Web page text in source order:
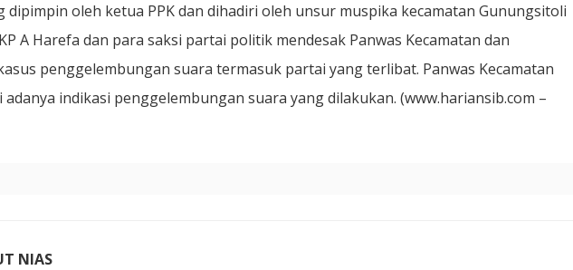
dipimpin oleh ketua PPK dan dihadiri oleh unsur muspika kecamatan Gunungsitoli
A Harefa dan para saksi partai politik mendesak Panwas Kecamatan dan
penggelembungan suara termasuk partai yang terlibat. Panwas Kecamatan
indikasi penggelembungan suara yang dilakukan. (www.hariansib.com –
NIAS